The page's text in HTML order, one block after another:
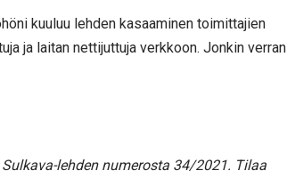
kuuluu lehden kasaaminen toimittajien
ja laitan nettijuttuja verkkoon. Jonkin verran
lehden numerosta 34/2021. Tilaa